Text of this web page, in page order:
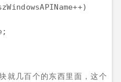
就几百个的东西里面，这个